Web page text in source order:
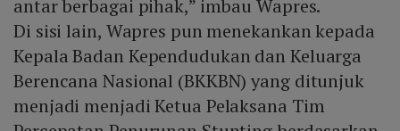
antar berbagai pihak,” imbau Wapres.
Di sisi lain, Wapres pun menekankan kepada
Kepala Badan Kependudukan dan Keluarga
Berencana Nasional (BKKBN) yang ditunjuk
menjadi menjadi Ketua Pelaksana Tim